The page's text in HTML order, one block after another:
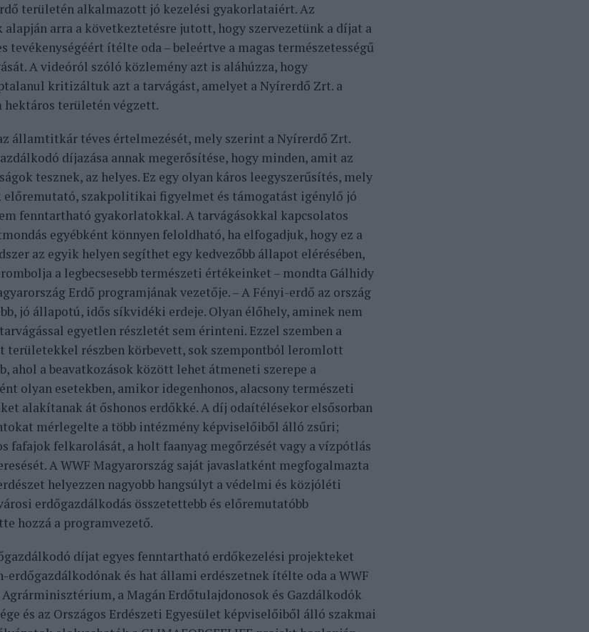
területén alkalmazott jó kezelési gyakorlataiért. Az
arra a következtetésre jutott, hogy szervezetünk a díjat a
tevékenységéért ítélte oda – beleértve a magas természetességű
A videóról szóló közlemény azt is aláhúzza, hogy
kritizáltuk azt a tarvágást, amelyet a Nyírerdő Zrt. a
hektáros területén végzett.
államtitkár téves értelmezését, mely szerint a Nyírerdő Zrt.
díjazása annak megerősítése, hogy minden, amit az
tesznek, az helyes. Ez egy olyan káros leegyszerűsítés, mely
előremutató, szakpolitikai figyelmet és támogatást igénylő jó
fenntartható gyakorlatokkal. A tarvágásokkal kapcsolatos
egyébként könnyen feloldható, ha elfogadjuk, hogy ez a
az egyik helyen segíthet egy kedvezőbb állapot elérésében,
a legbecsesebb természeti értékeinket – mondta Gálhidy
Erdő programjának vezetője. – A Fényi-erdő az ország
jó állapotú, idős síkvidéki erdeje. Olyan élőhely, aminek nem
egyetlen részletét sem érinteni. Ezzel szemben a
területekkel részben körbevett, sok szempontból leromlott
ahol a beavatkozások között lehet átmeneti szerepe a
olyan esetekben, amikor idegenhonos, alacsony természeti
alakítanak át őshonos erdőkké. A díj odaítélésekor elsősorban
mérlegelte a több intézmény képviselőiből álló zsűri;
fafajok felkarolását, a holt faanyag megőrzését vagy a vízpótlás
A WWF Magyarország saját javaslatként megfogalmazta
helyezzen nagyobb hangsúlyt a védelmi és közjóléti
erdőgazdálkodás összetettebb és előremutatóbb
hozzá a programvezető.
díjat egyes fenntartható erdőkezelési projekteket
erdőgazdálkodónak és hat állami erdészetnek ítélte oda a WWF
Agrárminisztérium, a Magán Erdőtulajdonosok és Gazdálkodók
és az Országos Erdészeti Egyesület képviselőiből álló szakmai